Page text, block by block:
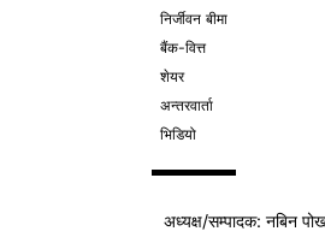
निर्जीवन बीमा
बैंक-वित्त
शेयर
अन्तरवार्ता
भिडियो
अध्यक्ष/सम्पादक: नबिन